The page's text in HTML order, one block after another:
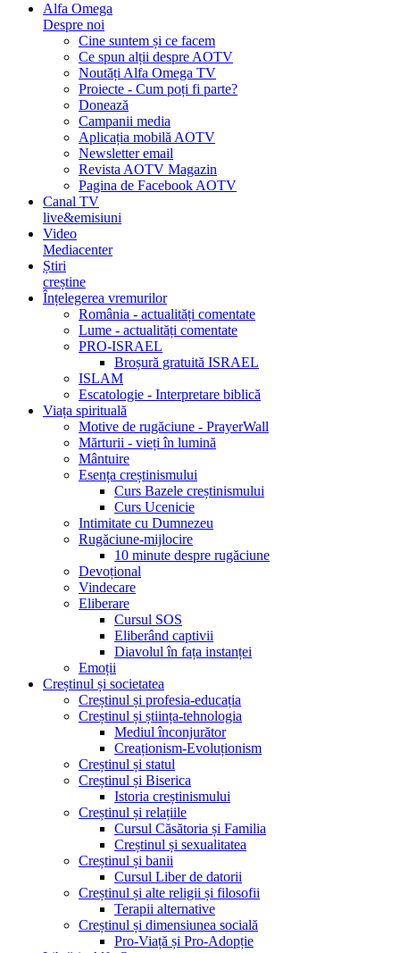
Alfa Omega
Despre noi
Cine suntem și ce facem
Ce spun alții despre AOTV
Noutăți Alfa Omega TV
Proiecte - Cum poți fi parte?
Donează
Campanii media
Aplicația mobilă AOTV
Newsletter email
Revista AOTV Magazin
Pagina de Facebook AOTV
Canal TV
live&emisiuni
Video
Mediacenter
Știri
creștine
Înțelegerea vremurilor
România - actualități comentate
Lume - actualități comentate
PRO-ISRAEL
Broșură gratuită ISRAEL
ISLAM
Escatologie - Interpretare biblică
Viața spirituală
Motive de rugăciune - PrayerWall
Mărturii - vieți în lumină
Mântuire
Esența creștinismului
Curs Bazele creștinismului
Curs Ucenicie
Intimitate cu Dumnezeu
Rugăciune-mijlocire
10 minute despre rugăciune
Devoțional
Vindecare
Eliberare
Cursul SOS
Eliberând captivii
Diavolul în fața instanței
Emoții
Creștinul și societatea
Creștinul și profesia-educația
Creștinul și știința-tehnologia
Mediul înconjurător
Creaționism-Evoluționism
Creștinul și statul
Creștinul și Biserica
Istoria creștinismului
Creștinul și relațiile
Cursul Căsătoria și Familia
Creștinul și sexualitatea
Creștinul și banii
Cursul Liber de datorii
Creștinul și alte religii și filosofii
Terapii alternative
Creștinul și dimensiunea socială
Pro-Viață și Pro-Adopție